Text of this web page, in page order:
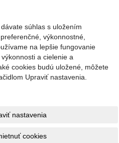
súhlas s uložením
výkonnostné,
na lepšie fungovanie
a cielenie a
cookies budú uložené, môžete
Upraviť nastavenia.
nastavenia
cookies